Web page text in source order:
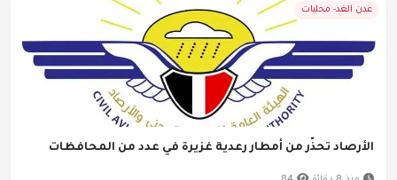
عدن الغد- محليات
الأرصاد تحذّر من أمطار رعدية غزيرة في عدد من المحافظات